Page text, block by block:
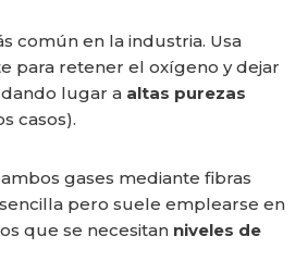
común en la industria. Usa
para retener el oxígeno y dejar
lugar a altas purezas
casos).
gases mediante fibras
pero suele emplearse en
que se necesitan niveles de